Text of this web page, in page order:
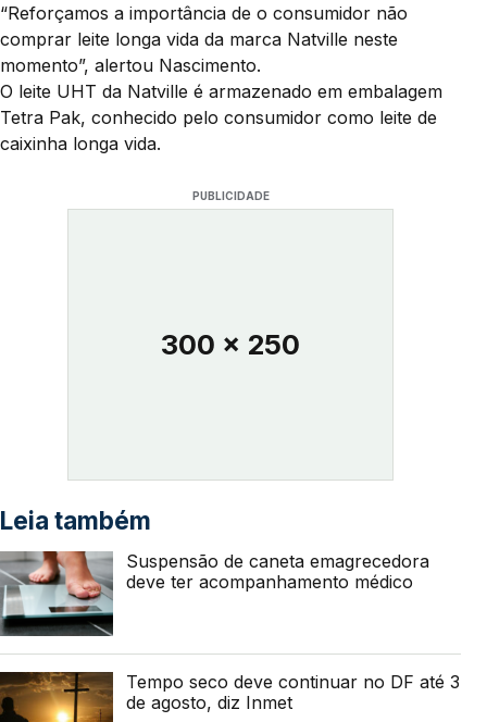
“Reforçamos a importância de o consumidor não
comprar leite longa vida da marca Natville neste
momento”, alertou Nascimento.
O leite UHT da Natville é armazenado em embalagem
Tetra Pak, conhecido pelo consumidor como leite de
caixinha longa vida.
PUBLICIDADE
300 x 250
Leia também
Suspensão de caneta emagrecedora
deve ter acompanhamento médico
Tempo seco deve continuar no DF até 3
de agosto, diz Inmet